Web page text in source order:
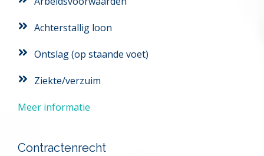
Achterstallig loon
Ontslag (op staande voet)
Ziekte/verzuim
Meer informatie
Contractenrecht